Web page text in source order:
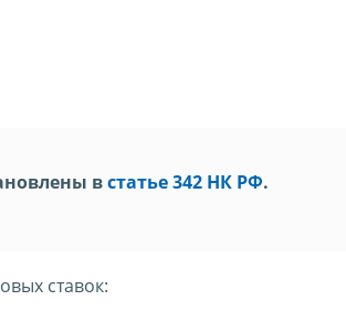
встатье 342 НК РФ.
ставок: